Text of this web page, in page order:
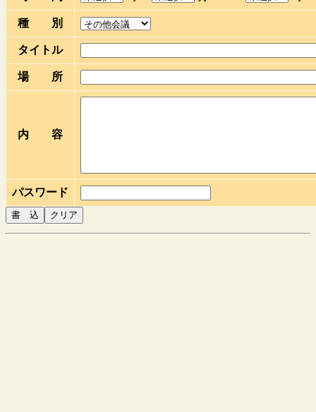
種 別
タイトル
場 所
内 容
パスワード